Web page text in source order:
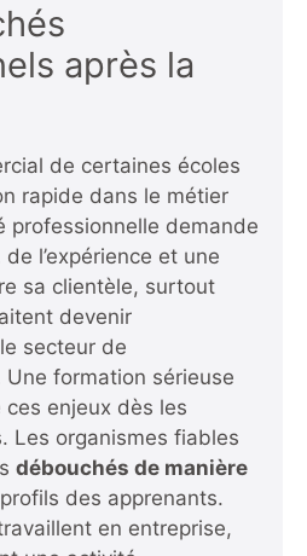
après la
de certaines écoles
rapide dans le métier
professionnelle demande
l’expérience et une
sa clientèle, surtout
devenir
secteur de
Une formation sérieuse
enjeux dès les
Les organismes fiables
débouchés de manière
des apprenants.
en entreprise,